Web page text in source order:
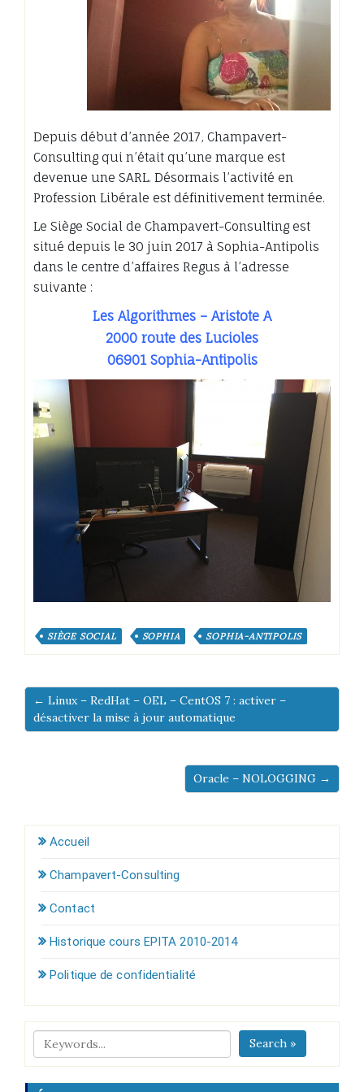
Depuis début d’année 2017, Champavert-
Consulting qui n’était qu’une marque est
devenue une SARL. Désormais l’activité en
Profession Libérale est définitivement terminée.
Le Siège Social de Champavert-Consulting est
situé depuis le 30 juin 2017 à Sophia-Antipolis
dans le centre d’affaires Regus à l’adresse
suivante :
Les Algorithmes – Aristote A
2000 route des Lucioles
06901 Sophia-Antipolis
SIÈGE SOCIAL SOPHIA SOPHIA-ANTIPOLIS
← Linux – RedHat – OEL – CentOS 7 : activer –
désactiver la mise à jour automatique
Oracle – NOLOGGING →
Accueil
Champavert-Consulting
Contact
Historique cours EPITA 2010-2014
Politique de confidentialité
Search »